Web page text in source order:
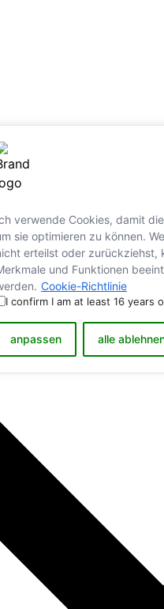
verwende Cookies, damit
sie optimieren zu können.
erteilst oder zurückziehst,
und Funktionen
Cookie-Richtlinie
I confirm I am at least 16 years
anpassen alle